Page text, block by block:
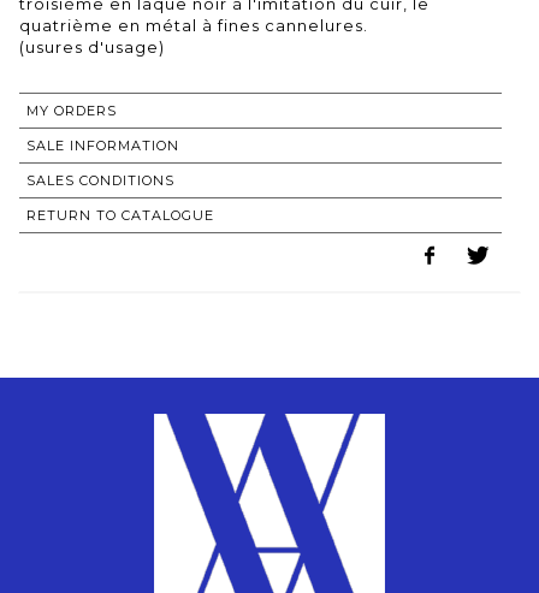
quatrième en métal à fines cannelures.
(usures d'usage)
MY ORDERS
SALE INFORMATION
SALES CONDITIONS
RETURN TO CATALOGUE